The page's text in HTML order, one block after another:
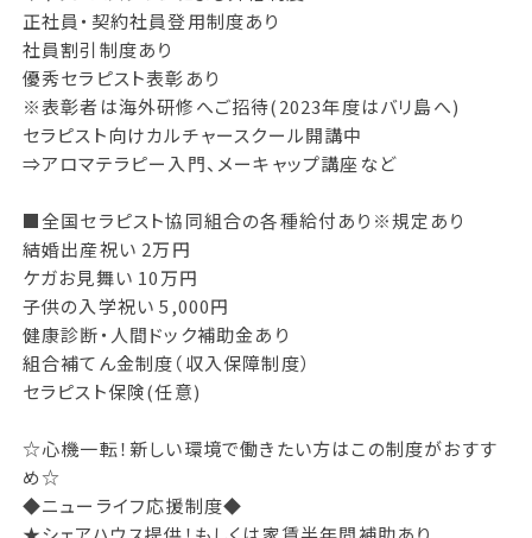
正社員・契約社員登用制度あり
社員割引制度あり
優秀セラピスト表彰あり
※表彰者は海外研修へご招待(2023年度はバリ島へ)
セラピスト向けカルチャースクール開講中
⇒アロマテラピー入門、メーキャップ講座など
■全国セラピスト協同組合の各種給付あり※規定あり
結婚出産祝い 2万円
ケガお見舞い 10万円
子供の入学祝い 5,000円
健康診断・人間ドック補助金あり
組合補てん金制度（収入保障制度）
セラピスト保険(任意)
☆心機一転！新しい環境で働きたい方はこの制度がおすす
め☆
◆ニューライフ応援制度◆